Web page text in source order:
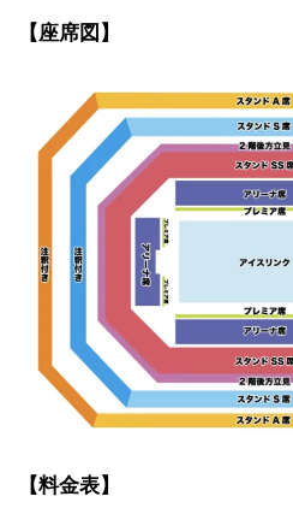
【座席図】
【料金表】